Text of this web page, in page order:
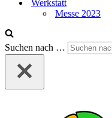
Werkstatt
Messe 2023
Suchen nach …